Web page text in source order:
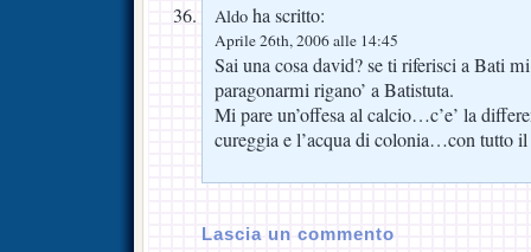
Aldo ha scritto:
Aprile 26th, 2006 alle 14:45
Sai una cosa david? se ti riferisci a Bati
paragonarmi rigano’ a Batistuta.
Mi pare un’offesa al calcio…c’e’ la
cureggia e l’acqua di colonia…con tutto
Lascia un commento